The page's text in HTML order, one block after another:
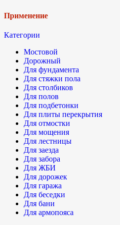
Применение
Категории
Мостовой
Дорожный
Для фундамента
Для стяжки пола
Для столбиков
Для полов
Для подбетонки
Для плиты перекрытия
Для отмостки
Для мощения
Для лестницы
Для заезда
Для забора
Для ЖБИ
Для дорожек
Для гаража
Для беседки
Для бани
Для армопояса